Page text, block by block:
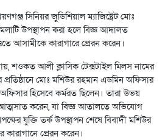
সি‌নিয়র জু‌ডি‌শিয়াল ম‌্যা‌জি‌ষ্ট্রেট মোঃ
উপস্থাপন করা হ‌লে বিজ্ঞ আদালত
আসামী‌কে কারাগা‌রে প্রেরন ক‌রেন।
শওকত আলী ক্লা‌সিক টেক্সটাইল মিলস না‌মের
প্রতিষ্ঠা‌নে মোঃ ম‌শিউর রহমান এড‌মিন অ‌ফিসার
হি‌সে‌বে কর্মরত ছি‌লেন। তারা উভয়
ক‌রেন, যা বিজ্ঞ আতাল‌তে অ‌ভি‌যোগ
যু‌ক্তি তর্ক উপস্থাপন শে‌ষে বিবাদী ম‌শিউর
কারাগা‌নে প্রেরন করেন।